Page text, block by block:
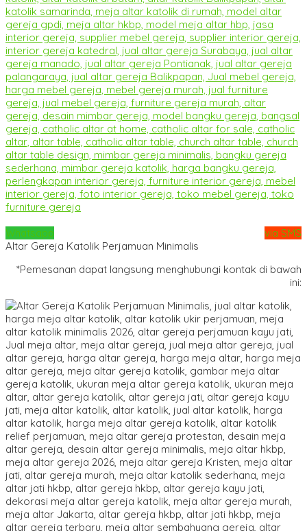
Whatsapp
via SMS
Altar Gereja Katolik Perjamuan Minimalis
*Pemesanan dapat langsung menghubungi kontak di bawah
ini: